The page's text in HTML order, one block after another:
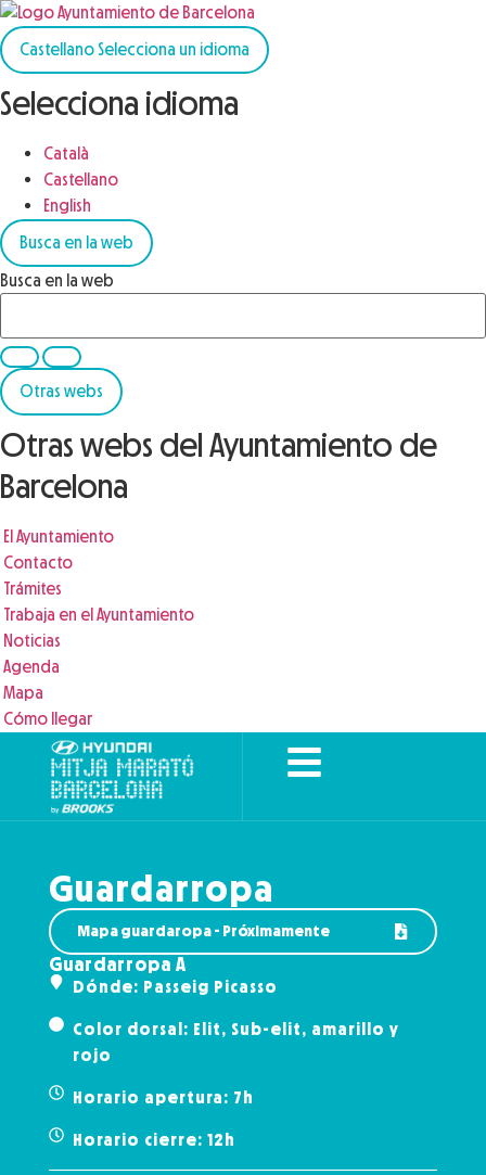
Castellano Selecciona un idioma
Selecciona idioma
Català
Castellano
English
Busca en la web
Busca en la web
Otras webs
Otras webs del Ayuntamiento de
Barcelona
El Ayuntamiento
Contacto
Trámites
Trabaja en el Ayuntamiento
Noticias
Agenda
Mapa
Cómo llegar
Guardarropa
Mapa guardaropa - Próximamente
Guardarropa A
Dónde: Passeig Picasso
Color dorsal: Elit, Sub-elit, amarillo y
rojo
Horario apertura: 7h
Horario cierre: 12h